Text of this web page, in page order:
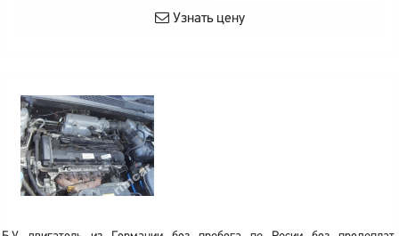
Узнать цену